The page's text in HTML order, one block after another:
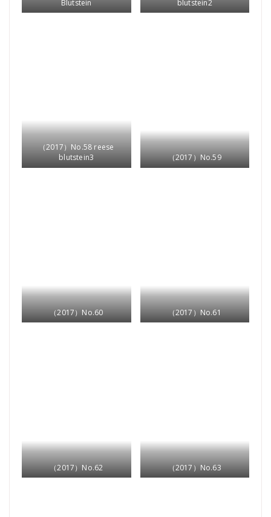
Blutstein
blutstein2
（2017）No.58 reese
blutstein3
（2017）No.59
（2017）No.60 （2017）No.61
（2017）No.62 （2017）No.63